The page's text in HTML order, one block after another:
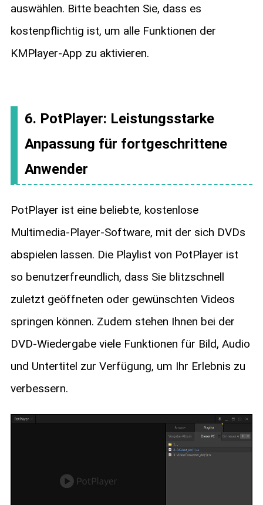
auswählen. Bitte beachten Sie, dass es
kostenpflichtig ist, um alle Funktionen der
KMPlayer-App zu aktivieren.
6. PotPlayer: Leistungsstarke
Anpassung für fortgeschrittene
Anwender
PotPlayer ist eine beliebte, kostenlose
Multimedia-Player-Software, mit der sich DVDs
abspielen lassen. Die Playlist von PotPlayer ist
so benutzerfreundlich, dass Sie blitzschnell
zuletzt geöffneten oder gewünschten Videos
springen können. Zudem stehen Ihnen bei der
DVD-Wiedergabe viele Funktionen für Bild, Audio
und Untertitel zur Verfügung, um Ihr Erlebnis zu
verbessern.